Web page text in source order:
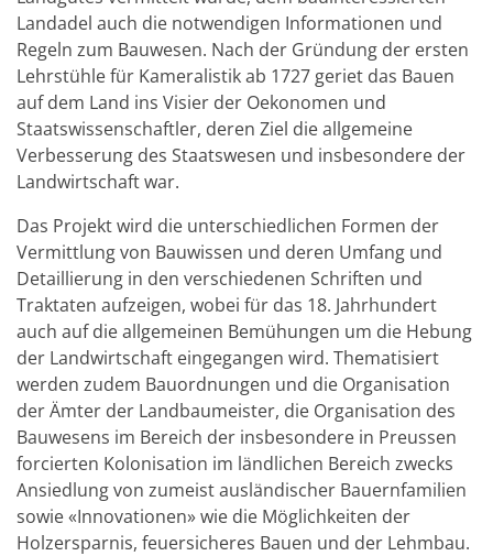
Landadel auch die notwendigen Informationen und
Regeln zum Bauwesen. Nach der Gründung der ersten
Lehrstühle für Kameralistik ab 1727 geriet das Bauen
auf dem Land ins Visier der Oekonomen und
Staatswissenschaftler, deren Ziel die allgemeine
Verbesserung des Staatswesen und insbesondere der
Landwirtschaft war.
Das Projekt wird die unterschiedlichen Formen der
Vermittlung von Bauwissen und deren Umfang und
Detaillierung in den verschiedenen Schriften und
Traktaten aufzeigen, wobei für das 18. Jahrhundert
auch auf die allgemeinen Bemühungen um die Hebung
der Landwirtschaft eingegangen wird. Thematisiert
werden zudem Bauordnungen und die Organisation
der Ämter der Landbaumeister, die Organisation des
Bauwesens im Bereich der insbesondere in Preussen
forcierten Kolonisation im ländlichen Bereich zwecks
Ansiedlung von zumeist ausländischer Bauernfamilien
sowie «Innovationen» wie die Möglichkeiten der
Holzersparnis, feuersicheres Bauen und der Lehmbau.